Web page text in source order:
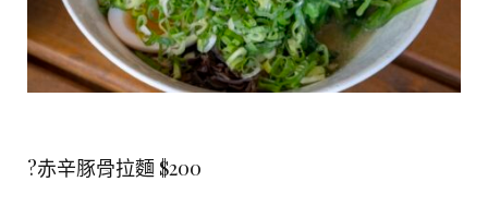
?赤辛豚骨拉麵 $200